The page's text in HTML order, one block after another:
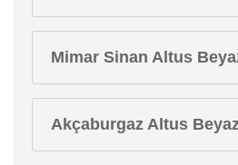
Mimar Sinan Altus
Akçaburgaz Altus